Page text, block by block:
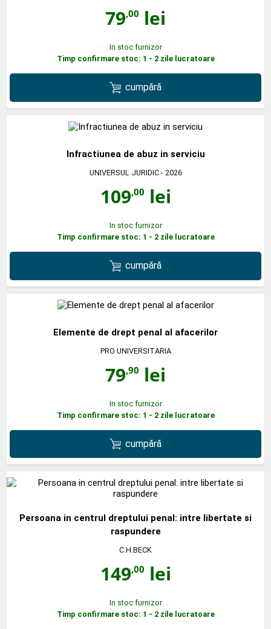
79,00 lei
In stoc furnizor
Timp confirmare stoc: 1 - 2 zile lucratoare
cumpără
Infractiunea de abuz in serviciu
UNIVERSUL JURIDIC- 2026
109,00 lei
In stoc furnizor
Timp confirmare stoc: 1 - 2 zile lucratoare
cumpără
Elemente de drept penal al afacerilor
PRO UNIVERSITARIA
79,90 lei
In stoc furnizor
Timp confirmare stoc: 1 - 2 zile lucratoare
cumpără
Persoana in centrul dreptului penal: intre libertate si
raspundere
C.H.BECK
149,00 lei
In stoc furnizor
Timp confirmare stoc: 1 - 2 zile lucratoare